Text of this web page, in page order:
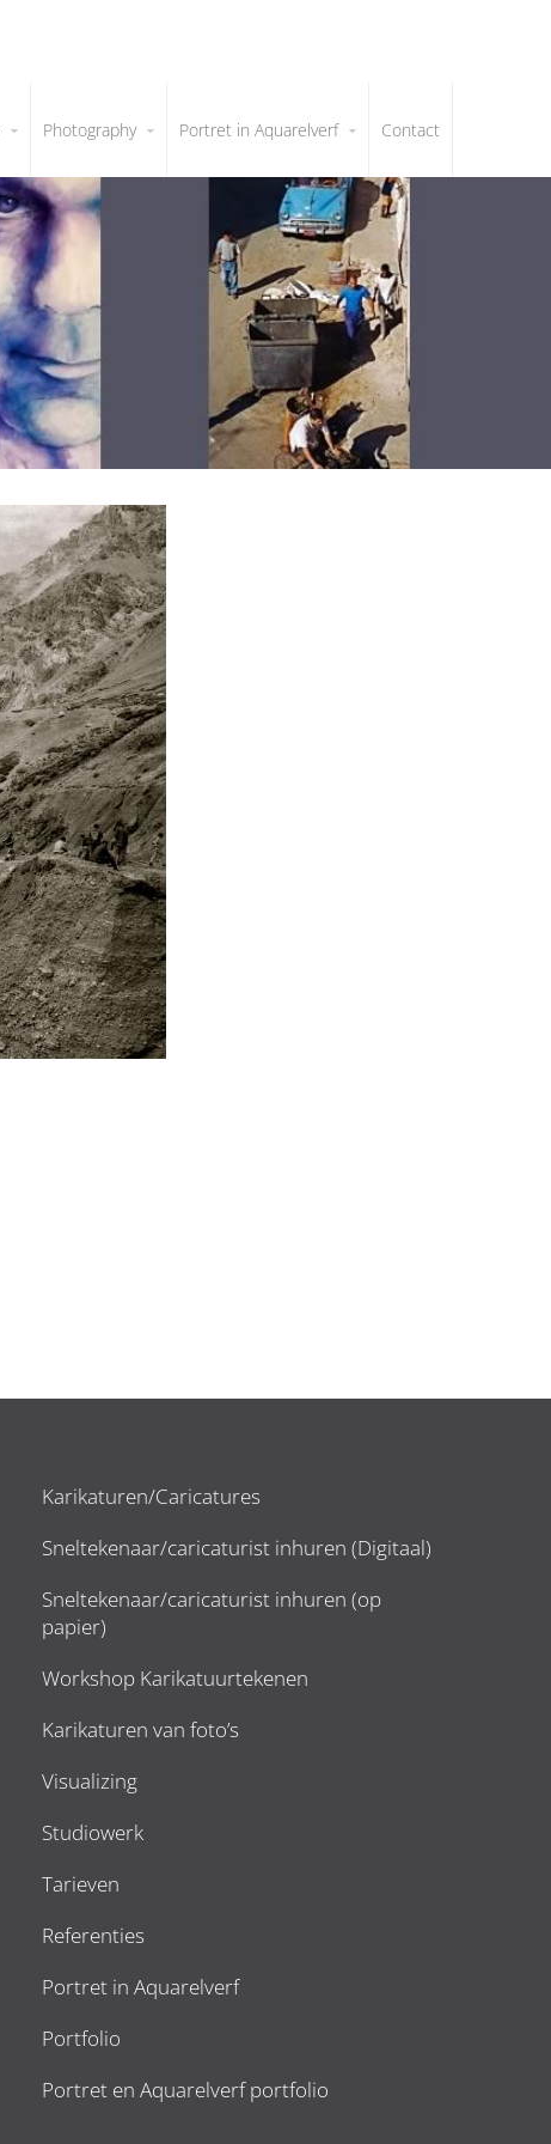
Photography Portret in Aquarelverf Contact
Karikaturen/Caricatures
Sneltekenaar/caricaturist inhuren (Digitaal)
Sneltekenaar/caricaturist inhuren (op
papier)
Workshop Karikatuurtekenen
Karikaturen van foto’s
Visualizing
Studiowerk
Tarieven
Referenties
Portret in Aquarelverf
Portfolio
Portret en Aquarelverf portfolio